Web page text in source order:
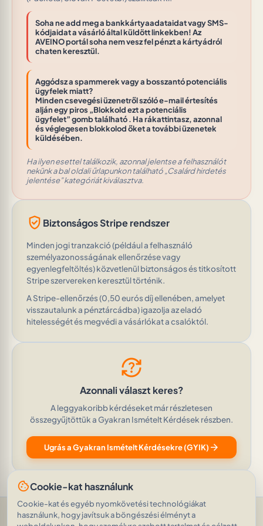
Soha ne add meg a bankkártyaadataidat vagy SMS-
kódjaidat a vásárló által küldött linkekben! Az
AVEINO portál soha nem vesz fel pénzt a kártyádról
chaten keresztül.
Aggódsz a spammerek vagy a bosszantó potenciális
ügyfelek miatt?
Minden csevegési üzenetről szóló e-mail értesítés
alján egy piros „Blokkold ezt a potenciális
ügyfelet”gomb található . Ha rákattintasz, azonnal
és véglegesen blokkolod őket a további üzenetek
küldésében.
Ha ilyen esettel találkozik, azonnal jelentse a felhasználót
nekünk a bal oldali űrlapunkon található „Csalárd hirdetés
jelentése” kategóriát kiválasztva.
verified_user Biztonságos Stripe rendszer
Minden jogi tranzakció (például a felhasználó
személyazonosságának ellenőrzése vagy
egyenlegfeltöltés) közvetlenül biztonságos és titkosított
Stripe szervereken keresztül történik.
A Stripe-ellenőrzés (0,50 eurós díj ellenében, amelyet
visszautalunk a pénztárcádba) igazolja az eladó
hitelességét és megvédi a vásárlókat a csalóktól.
question_exchange
Azonnali választ keres?
A leggyakoribb kérdéseket már részletesen
összegyűjtöttük a Gyakran Ismételt Kérdések részben.
Ugrás a Gyakran Ismételt Kérdésekre (GYIK) arrow_forward
Segítség és támogatás•Kérdések•Értékelések
cookieCookie-kat használunk
Cookie-kat és egyéb nyomkövetési technológiákat
használunk, hogy javítsuk a böngészési élményt a